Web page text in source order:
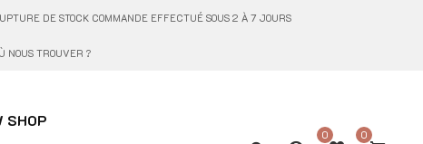
DE STOCK COMMANDE EFFECTUÉ SOUS 2 À 7 JOURS
NOUS TROUVER ?
SHOP
0 0